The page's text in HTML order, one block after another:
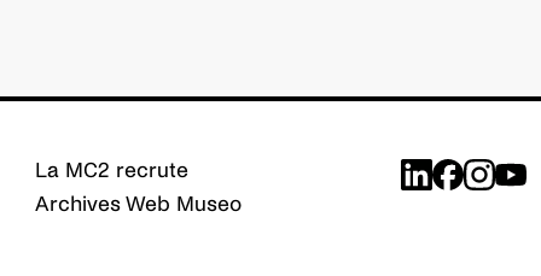
La MC2 recrute
Archives Web Museo